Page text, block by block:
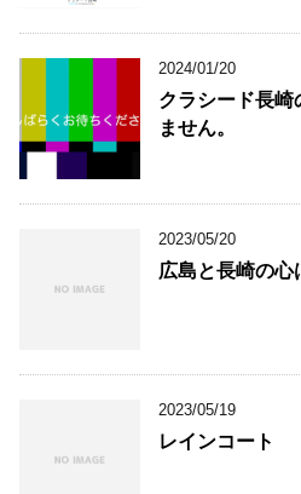
2024/01/20
クラシード長崎
ません。
2023/05/20
広島と長崎の心
2023/05/19
レインコート